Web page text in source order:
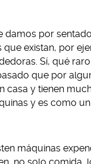
damos por
que existan, por
Sí, qué
que por
casa y tienen
y es como
máquinas